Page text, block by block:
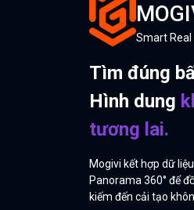
Smart
Tìm đúng
Hình dung
tương lai.
Mogivi kết hợp dữ
Panorama 360° để
kiếm đến cải tạo